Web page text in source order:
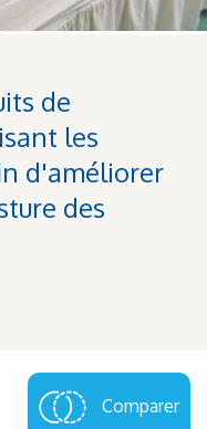
de
les
d'améliorer
des
Comparer